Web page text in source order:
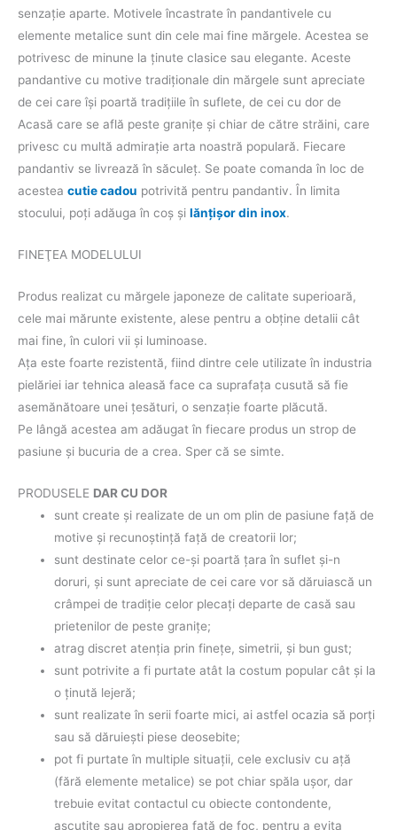
senzaţie aparte. Motivele încastrate în pandantivele cu
elemente metalice sunt din cele mai fine mărgele. Acestea se
potrivesc de minune la ţinute clasice sau elegante. Aceste
pandantive cu motive tradiţionale din mărgele sunt apreciate
de cei care îşi poartă tradiţiile în suflete, de cei cu dor de
Acasă care se află peste graniţe şi chiar de către străini, care
privesc cu multă admiraţie arta noastră populară. Fiecare
pandantiv se livrează în săculeţ. Se poate comanda în loc de
acestea cutie cadou potrivită pentru pandantiv. În limita
stocului, poţi adăuga în coş şi lănţişor din inox.
FINEŢEA MODELULUI
Produs realizat cu mărgele japoneze de calitate superioară,
cele mai mărunte existente, alese pentru a obţine detalii cât
mai fine, în culori vii şi luminoase.
Aţa este foarte rezistentă, fiind dintre cele utilizate în industria
pielăriei iar tehnica aleasă face ca suprafaţa cusută să fie
asemănătoare unei ţesături, o senzaţie foarte plăcută.
Pe lângă acestea am adăugat în fiecare produs un strop de
pasiune şi bucuria de a crea. Sper că se simte.
PRODUSELE DAR CU DOR
sunt create şi realizate de un om plin de pasiune faţă de
motive şi recunoştinţă faţă de creatorii lor;
sunt destinate celor ce-şi poartă ţara în suflet şi-n
doruri, şi sunt apreciate de cei care vor să dăruiască un
crâmpei de tradiţie celor plecaţi departe de casă sau
prietenilor de peste graniţe;
atrag discret atenţia prin fineţe, simetrii, şi bun gust;
sunt potrivite a fi purtate atât la costum popular cât şi la
o ţinută lejeră;
sunt realizate în serii foarte mici, ai astfel ocazia să porţi
sau să dăruieşti piese deosebite;
pot fi purtate în multiple situaţii, cele exclusiv cu aţă
(fără elemente metalice) se pot chiar spăla uşor, dar
trebuie evitat contactul cu obiecte contondente,
ascuţite sau apropierea faţă de foc, pentru a evita